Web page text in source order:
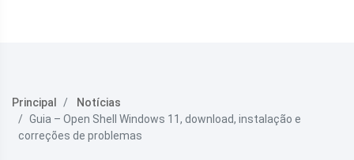
Principal
Notícias
Guia – Open Shell Windows 11, download, instalação e
correções de problemas